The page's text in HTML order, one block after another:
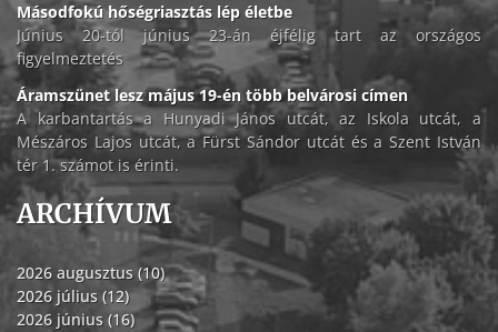
Másodfokú hőségriasztás lép életbe
Június 20-tól június 23-án éjfélig tart az országos
figyelmeztetés
Áramszünet lesz május 19-én több belvárosi címen
A karbantartás a Hunyadi János utcát, az Iskola utcát, a
Mészáros Lajos utcát, a Fürst Sándor utcát és a Szent István
tér 1. számot is érinti.
ARCHÍVUM
2026 augusztus (10)
2026 július (12)
2026 június (16)